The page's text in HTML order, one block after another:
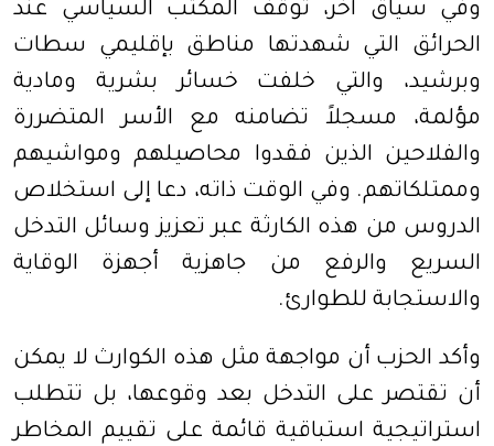
وفي سياق آخر، توقف المكتب السياسي عند
الحرائق التي شهدتها مناطق بإقليمي سطات
وبرشيد، والتي خلفت خسائر بشرية ومادية
مؤلمة، مسجلاً تضامنه مع الأسر المتضررة
والفلاحين الذين فقدوا محاصيلهم ومواشيهم
وممتلكاتهم. وفي الوقت ذاته، دعا إلى استخلاص
الدروس من هذه الكارثة عبر تعزيز وسائل التدخل
السريع والرفع من جاهزية أجهزة الوقاية
والاستجابة للطوارئ.
وأكد الحزب أن مواجهة مثل هذه الكوارث لا يمكن
أن تقتصر على التدخل بعد وقوعها، بل تتطلب
استراتيجية استباقية قائمة على تقييم المخاطر